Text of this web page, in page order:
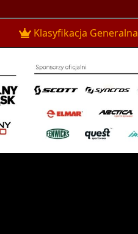
Klasyfikacja Generalna